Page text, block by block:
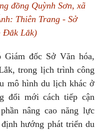
đồng Quỳnh Sơn, xã
Thiên Trang - Sở
Đắk Lắk)
Giám đốc Sở Văn hóa,
trong lịch trình công
mô hình du lịch khác ở
đổi mới cách tiếp cận
nâng cao năng lực
hướng phát triển du